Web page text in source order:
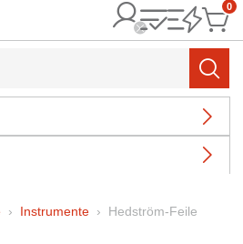
0
Instrumente Hedström-Feile